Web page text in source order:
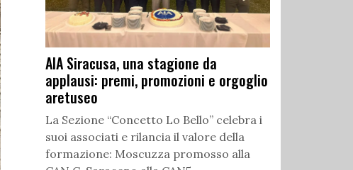
AIA Siracusa, una stagione da
applausi: premi, promozioni e orgoglio
aretuseo
La Sezione “Concetto Lo Bello” celebra i
suoi associati e rilancia il valore della
formazione: Moscuzza promosso alla